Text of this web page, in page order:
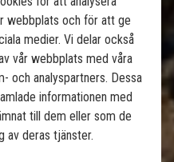
Sri Lanka
och lyx på
webbplats och för att ge
medier. Vi delar också
vår webbplats med våra
och analyspartners. Dessa
informationen med
till dem eller som de
av deras tjänster.